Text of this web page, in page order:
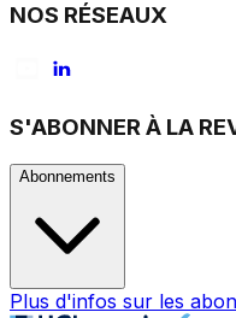
NOS RÉSEAUX
S'ABONNER À LA
Abonnements
Plus d'infos sur les